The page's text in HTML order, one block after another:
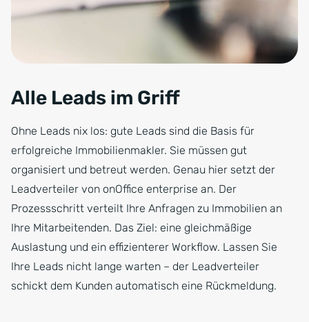
Alle Leads im Griff
Ohne Leads nix los: gute Leads sind die Basis für
erfolgreiche Immobilienmakler. Sie müssen gut
organisiert und betreut werden. Genau hier setzt der
Leadverteiler von onOffice enterprise an. Der
Prozessschritt verteilt Ihre Anfragen zu Immobilien an
Ihre Mitarbeitenden. Das Ziel: eine gleichmäßige
Auslastung und ein effizienterer Workflow. Lassen Sie
Ihre Leads nicht lange warten – der Leadverteiler
schickt dem Kunden automatisch eine Rückmeldung.